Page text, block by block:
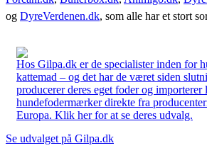
og DyreVerdenen.dk, som alle har et stort
Hos Gilpa.dk er de specialister inden for
kattemad – og det har de været siden
producerer deres eget foder og
hundefodermærker direkte fra
Europa. Klik her for at se deres udvalg.
Se udvalget på Gilpa.dk